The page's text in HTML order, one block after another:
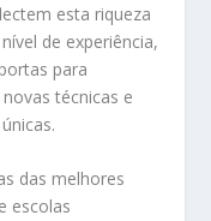
esta riqueza
de experiência,
para
técnicas e
das melhores
escolas